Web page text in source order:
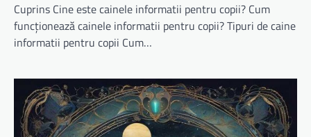
Cuprins Cine este cainele informatii pentru copii? Cum
funcționează cainele informatii pentru copii? Tipuri de caine
informatii pentru copii Cum…